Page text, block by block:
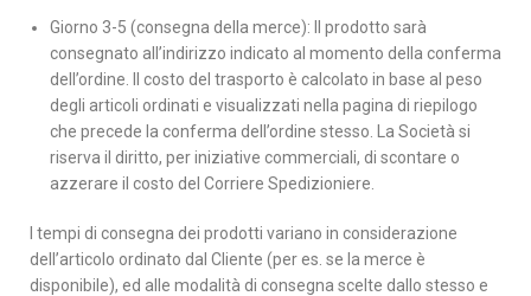
Giorno 3-5 (consegna della merce): Il prodotto sarà
consegnato all’indirizzo indicato al momento della conferma
dell’ordine. Il costo del trasporto è calcolato in base al peso
degli articoli ordinati e visualizzati nella pagina di riepilogo
che precede la conferma dell’ordine stesso. La Società si
riserva il diritto, per iniziative commerciali, di scontare o
azzerare il costo del Corriere Spedizioniere.
I tempi di consegna dei prodotti variano in considerazione
dell’articolo ordinato dal Cliente (per es. se la merce è
disponibile), ed alle modalità di consegna scelte dallo stesso e